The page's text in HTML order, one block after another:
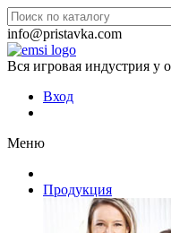
info@pristavka.com
Вся игровая индустрия у
Вход
Меню
Продукция